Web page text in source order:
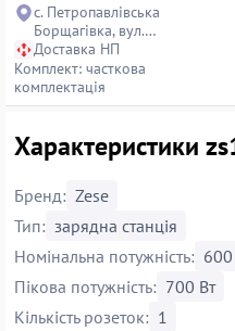
с. Петропавлівська
Борщагівка, вул.
Петропавлівська, 14
Доставка НП
Комплект: часткова
комплектація
Характеристики
Бренд: Zese
Тип: зарядна станція
Номінальна потужність:
Пікова потужність: 700 Вт
Кількість розеток: 1